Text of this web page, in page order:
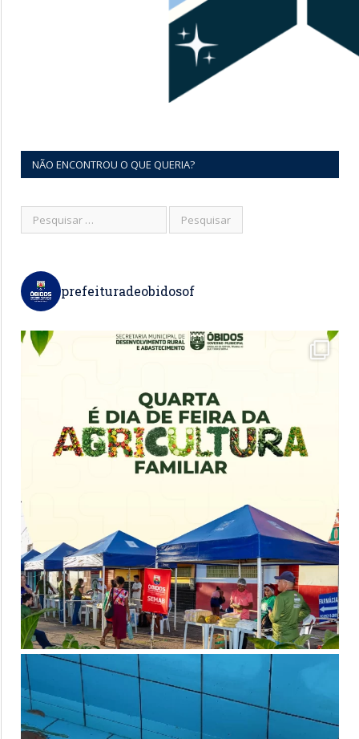
NÃO ENCONTROU O QUE QUERIA?
prefeituradeobidosof